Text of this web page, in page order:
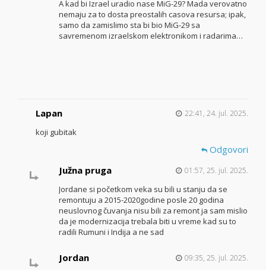
A kad bi Izrael uradio nase MiG-29? Mada verovatno
nemaju za to dosta preostalih casova resursa; ipak,
samo da zamislimo sta bi bio MiG-29 sa
savremenom izraelskom elektronikom i radarima…
Lapan 22:41, 24. jul. 2025.
koji gubitak
Odgovori
Južna pruga
01:57, 25. jul. 2025.
Jordane si početkom veka su bili u stanju da se
remontuju a 2015-2020godine posle 20 godina
neuslovnog čuvanja nisu bili za remont ja sam mislio
da je modernizacija trebala biti u vreme kad su to
radili Rumuni i Indija a ne sad
Jordan 09:35, 25. jul. 2025.